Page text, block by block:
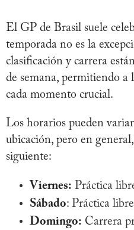
El GP de Brasil suele
temporada no es la
clasificación y carrera
de semana, permitiendo a
cada momento crucial.
Los horarios pueden
ubicación, pero en
siguiente:
Viernes: Práctica
Sábado: Práctica
Domingo: Carrera